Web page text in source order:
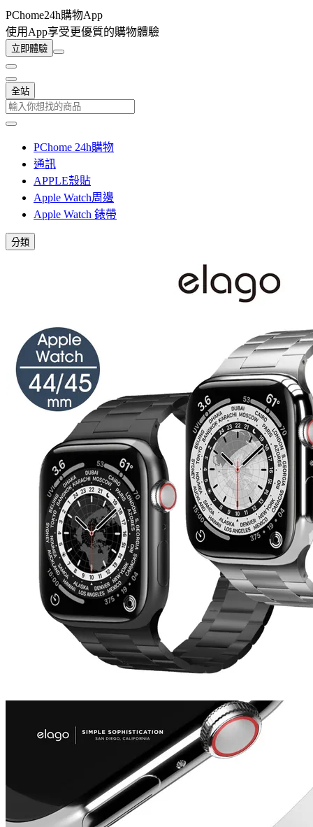
PChome24h購物App
使用App享受更優質的購物體驗
立即體驗
全站
PChome 24h購物
通訊
APPLE殼貼
Apple Watch周邊
Apple Watch 錶帶
分類